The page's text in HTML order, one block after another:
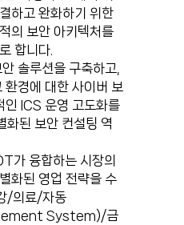
하고 완화하기 위한
의 보안 아키텍처를
합니다.
솔루션을 구축하고,
환경에 대한 사이버 보
인 ICS 운영 고도화를
화된 보안 컨설팅 역
가 융합하는 시장의
화된 영업 전략을 수
/의료/자동
System)/금